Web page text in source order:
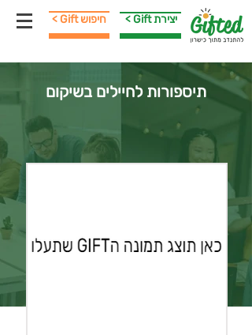
< Gift חיפוש < Gift יצירת
תיספורות לחיילים בשיקום